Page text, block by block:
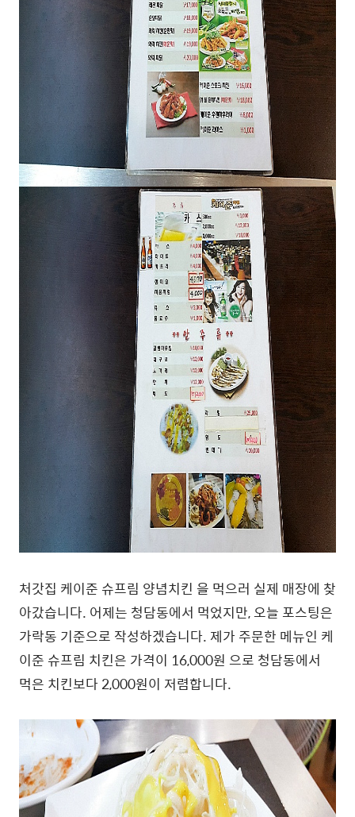
처갓집 케이준 슈프림 양념치킨 을 먹으러 실제 매장에 찾
아갔습니다. 어제는 청담동에서 먹었지만, 오늘 포스팅은
가락동 기준으로 작성하겠습니다. 제가 주문한 메뉴인 케
이준 슈프림 치킨은 가격이 16,000원 으로 청담동에서
먹은 치킨보다 2,000원이 저렴합니다.